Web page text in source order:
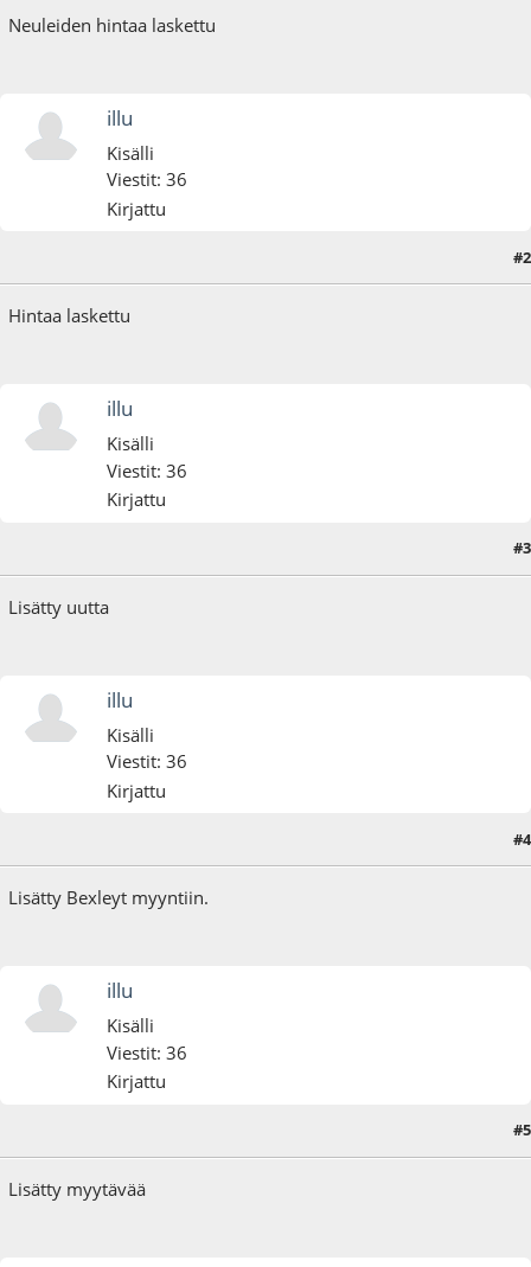
Neuleiden hintaa laskettu
illu
Kisälli
Viestit: 36
Kirjattu
#2
Hintaa laskettu
illu
Kisälli
Viestit: 36
Kirjattu
#3
Lisätty uutta
illu
Kisälli
Viestit: 36
Kirjattu
#4
Lisätty Bexleyt myyntiin.
illu
Kisälli
Viestit: 36
Kirjattu
#5
Lisätty myytävää